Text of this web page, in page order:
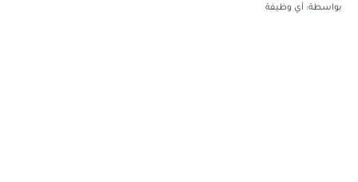
بواسطة: أي وظيفة